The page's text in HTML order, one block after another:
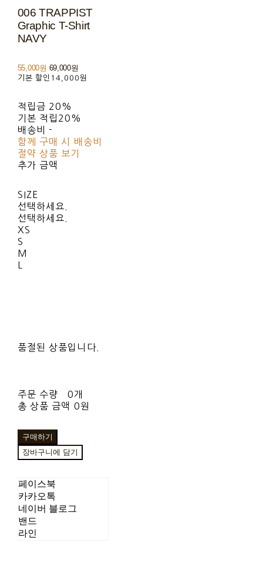
006 TRAPPIST
Graphic T-Shirt
NAVY
55,000원 69,000원
기본 할인 14,000원
적립금 20%
기본 적립 20%
배송비-
함께 구매 시 배송비
절약 상품 보기
추가 금액
SIZE
선택하세요.
선택하세요.
XS
S
M
품절된 상품입니다.
주문 수량
0개
총 상품 금액 0원
구매하기
장바구니에 담기
페이스북
카카오톡
네이버 블로그
밴드
라인